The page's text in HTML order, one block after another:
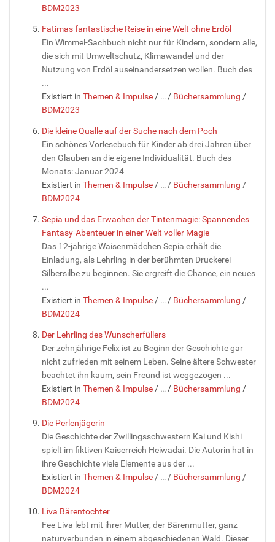
BDM2023
Fatimas fantastische Reise in eine Welt ohne Erdöl
Ein Wimmel-Sachbuch nicht nur für Kindern, sondern alle,
die sich mit Umweltschutz, Klimawandel und der
Nutzung von Erdöl auseinandersetzen wollen. Buch des
...
Existiert in Themen & Impulse / … / Büchersammlung /
BDM2023
Die kleine Qualle auf der Suche nach dem Poch
Ein schönes Vorlesebuch für Kinder ab drei Jahren über
den Glauben an die eigene Individualität. Buch des
Monats: Januar 2024
Existiert in Themen & Impulse / … / Büchersammlung /
BDM2024
Sepia und das Erwachen der Tintenmagie: Spannendes
Fantasy-Abenteuer in einer Welt voller Magie
Das 12-jährige Waisenmädchen Sepia erhält die
Einladung, als Lehrling in der berühmten Druckerei
Silbersilbe zu beginnen. Sie ergreift die Chance, ein neues
...
Existiert in Themen & Impulse / … / Büchersammlung /
BDM2024
Der Lehrling des Wunscherfüllers
Der zehnjährige Felix ist zu Beginn der Geschichte gar
nicht zufrieden mit seinem Leben. Seine ältere Schwester
beachtet ihn kaum, sein Freund ist weggezogen ...
Existiert in Themen & Impulse / … / Büchersammlung /
BDM2024
Die Perlenjägerin
Die Geschichte der Zwillingsschwestern Kai und Kishi
spielt im fiktiven Kaiserreich Heiwadai. Die Autorin hat in
ihre Geschichte viele Elemente aus der ...
Existiert in Themen & Impulse / … / Büchersammlung /
BDM2024
Liva Bärentochter
Fee Liva lebt mit ihrer Mutter, der Bärenmutter, ganz
naturverbunden in einem abgeschiedenen Wald. Dieser